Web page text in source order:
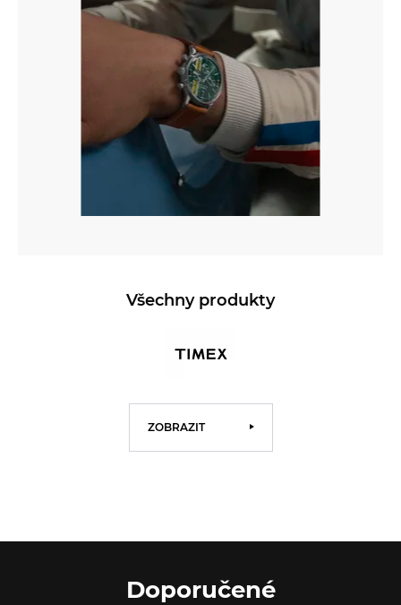
Všechny produkty
ZOBRAZIT
Doporučené